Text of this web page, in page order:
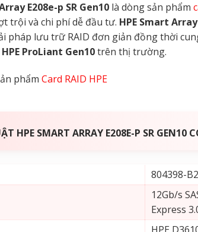
E208e-p SR Gen10 là dòng sản phẩm
trội và chi phí dễ đầu tư. HPE Smart
pháp lưu trữ RAID đơn giản đồng thời
ProLiant Gen10trên thị trường.
phẩmCard RAID HPE
HPE SMART ARRAY E208E-P SR GEN10
804398-
12Gb/s
Express